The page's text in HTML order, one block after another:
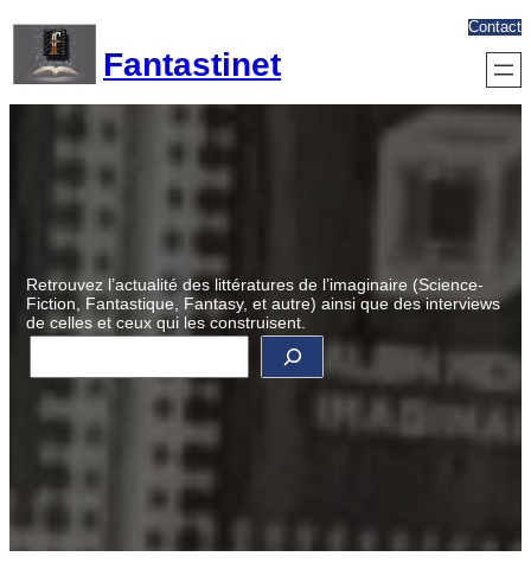
contenu
Fantastinet
Contact
Retrouvez l’actualité des littératures de l’imaginaire (Science-
Fiction, Fantastique, Fantasy, et autre) ainsi que des interviews
de celles et ceux qui les construisent.
R
c